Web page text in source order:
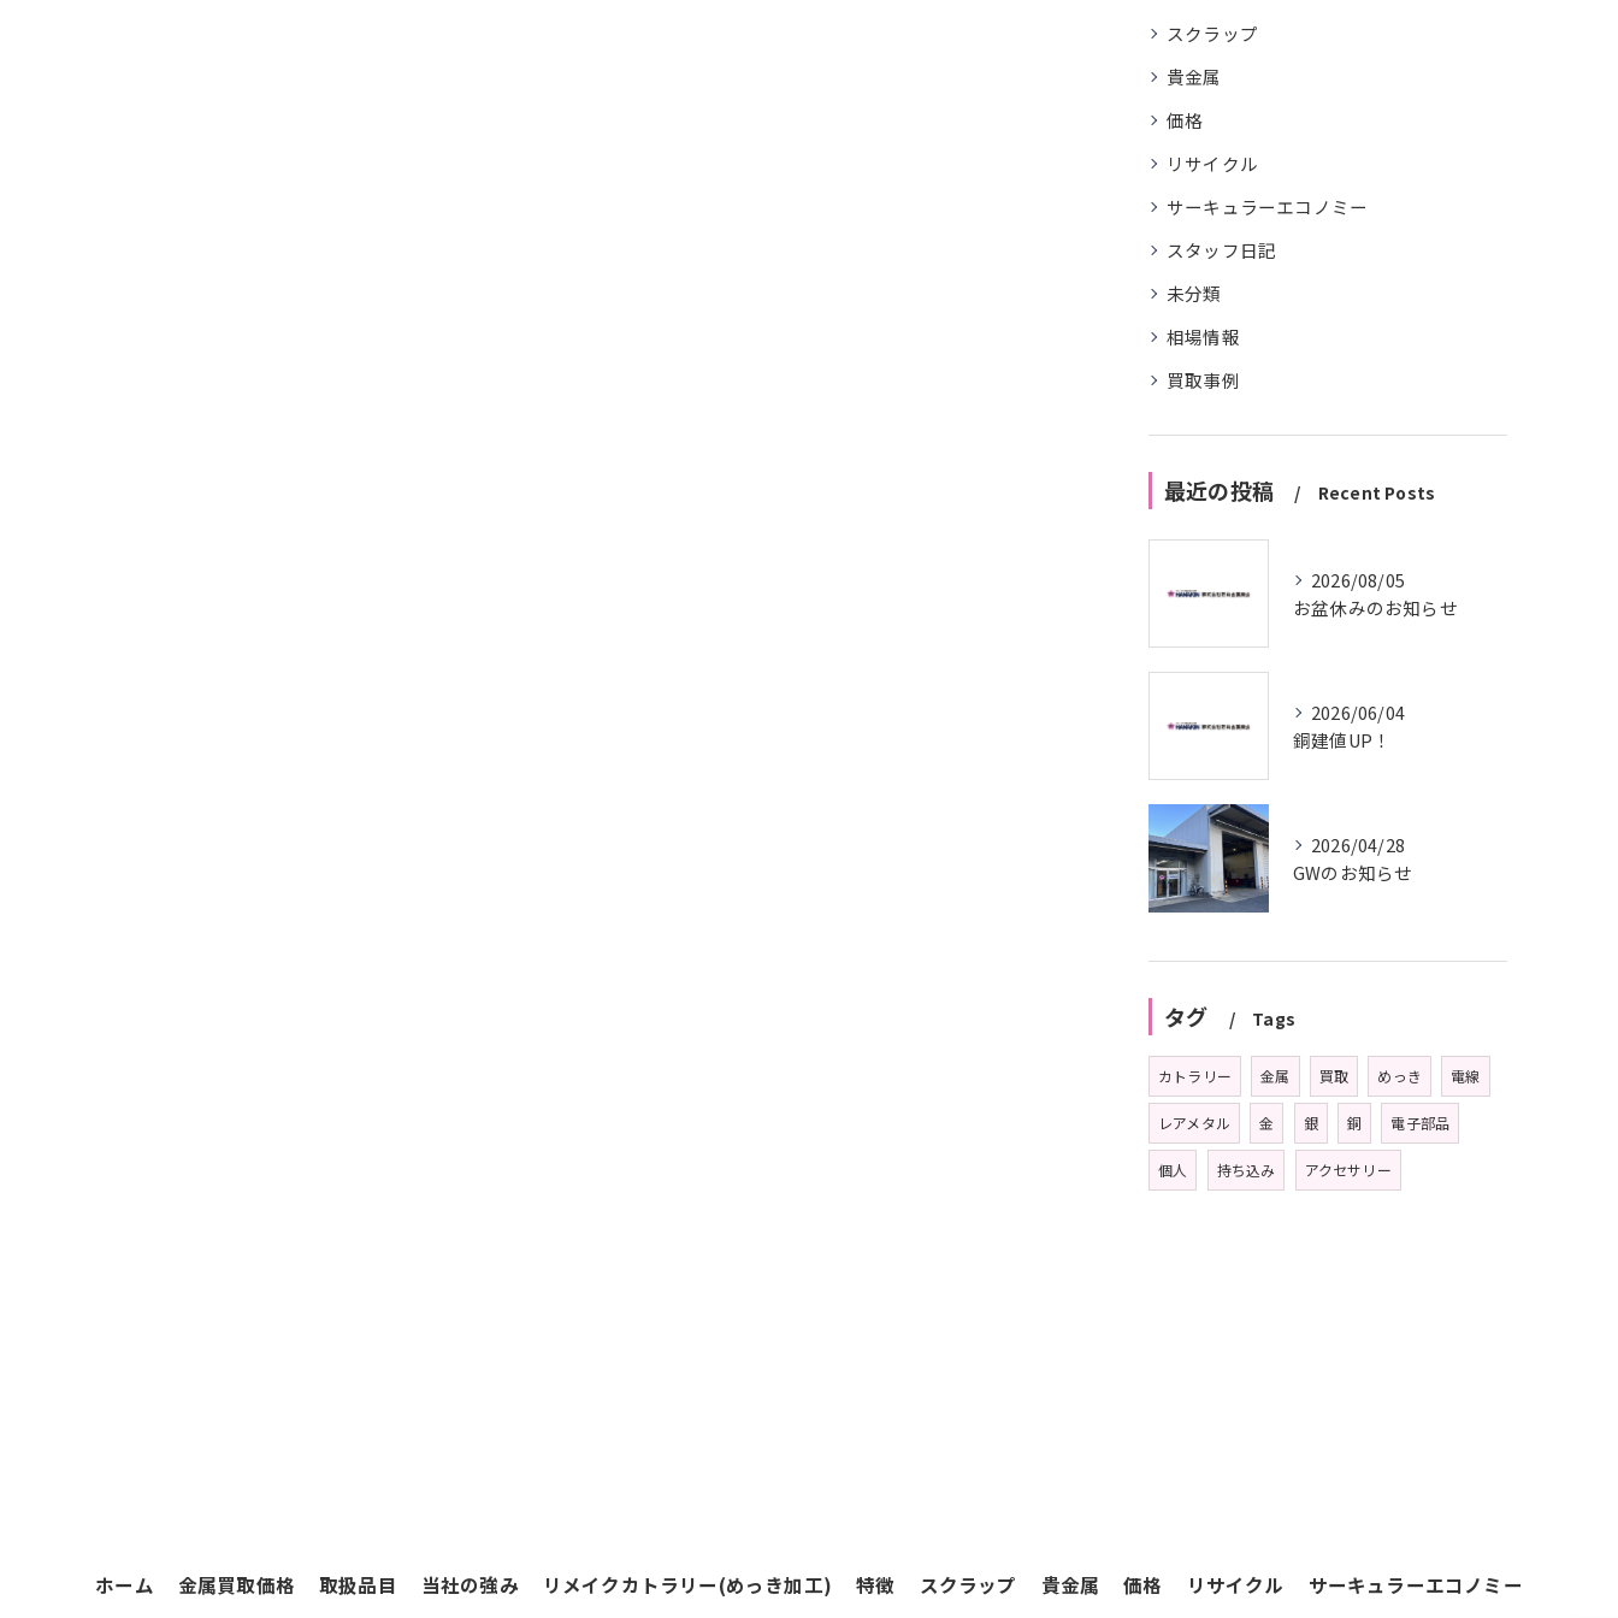
スクラップ
貴金属
価格
リサイクル
サーキュラーエコノミー
スタッフ日記
未分類
相場情報
買取事例
最近の投稿 Recent Posts
2026/08/05
お盆休みのお知らせ
2026/06/04
銅建値UP！
2026/04/28
GWのお知らせ
タグ Tags
カトラリー 金属 買取 めっき 電線
レアメタル 金 銀 銅 電子部品
個人 持ち込み アクセサリー
ホーム 金属買取価格 取扱品目 当社の強み リメイクカトラリー(めっき加工) 特徴 スクラップ 貴金属 価格 リサイクル サーキュラーエコノミー